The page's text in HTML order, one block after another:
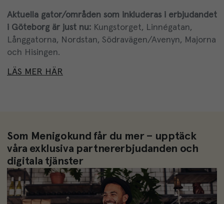
Aktuella gator/områden som inkluderas i erbjudandet
i Göteborg är just nu: Kungstorget, Linnégatan,
Långgatorna, Nordstan, Södravägen/Avenyn, Majorna
och Hisingen.
LÄS MER HÄR
Som Menigokund får du mer – upptäck
våra exklusiva partnererbjudanden och
digitala tjänster